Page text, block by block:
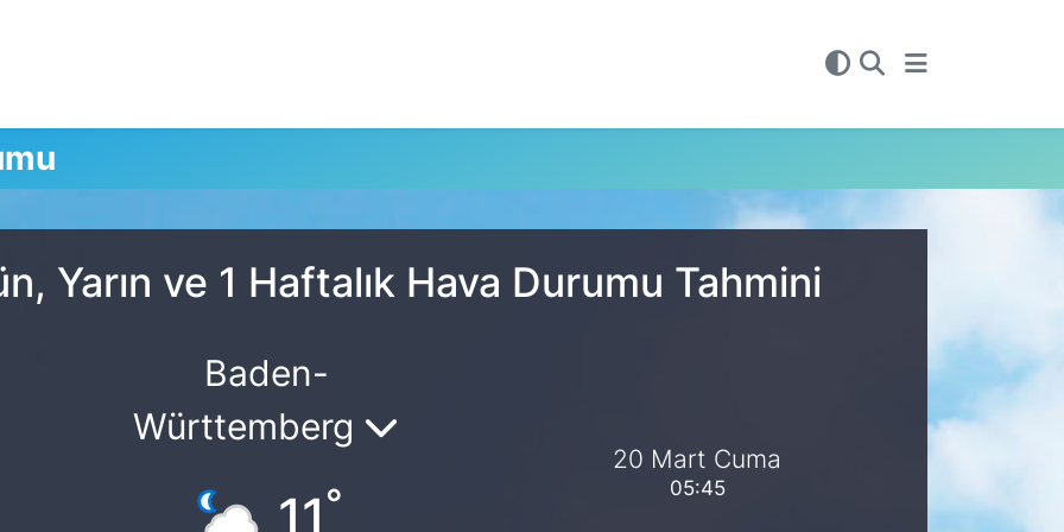
Yarın ve 1 Haftalık Hava Durumu Tahmini
Baden-
Württemberg
11°
20 Mart Cuma
05:45